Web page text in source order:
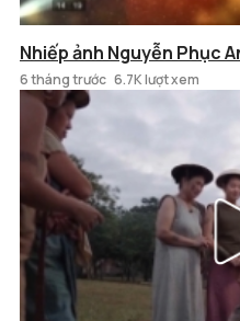
Nhiếp ảnh Nguyễn Phục
6 tháng trước 6.7K lượt xem